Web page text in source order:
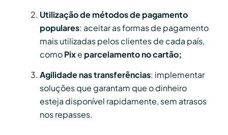
Utilização de métodos de pagamento
populares: aceitar as formas de pagamento
mais utilizadas pelos clientes de cada país,
comoPixe parcelamento no cartão;
Agilidade nas transferências: implementar
soluções que garantam que o dinheiro
esteja disponível rapidamente, sem atrasos
nos repasses.